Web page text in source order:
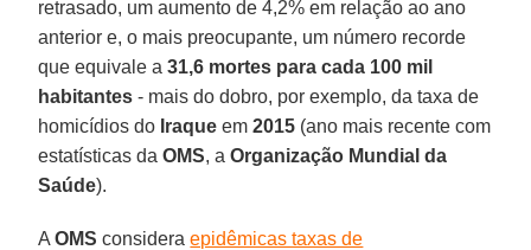
retrasado, um aumento de 4,2% em relação ao ano
anterior e, o mais preocupante, um número recorde
que equivale a31,6 mortes para cada 100 mil
habitantes - mais do dobro, por exemplo, da taxa de
homicídios do Iraque em2015 (ano mais recente com
estatísticas daOMS, aOrganização Mundial da
Saúde).
AOMS consideraepidêmicas taxas de